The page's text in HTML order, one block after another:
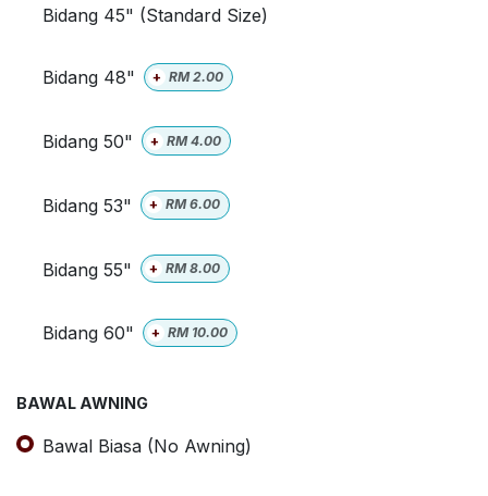
Bidang 45" (Standard Size)
Bidang 48" + RM2.00
Bidang 50" + RM4.00
Bidang 53" + RM6.00
Bidang 55" + RM8.00
Bidang 60" + RM 10.00
BAWAL AWNING
Bawal Biasa (No Awning)